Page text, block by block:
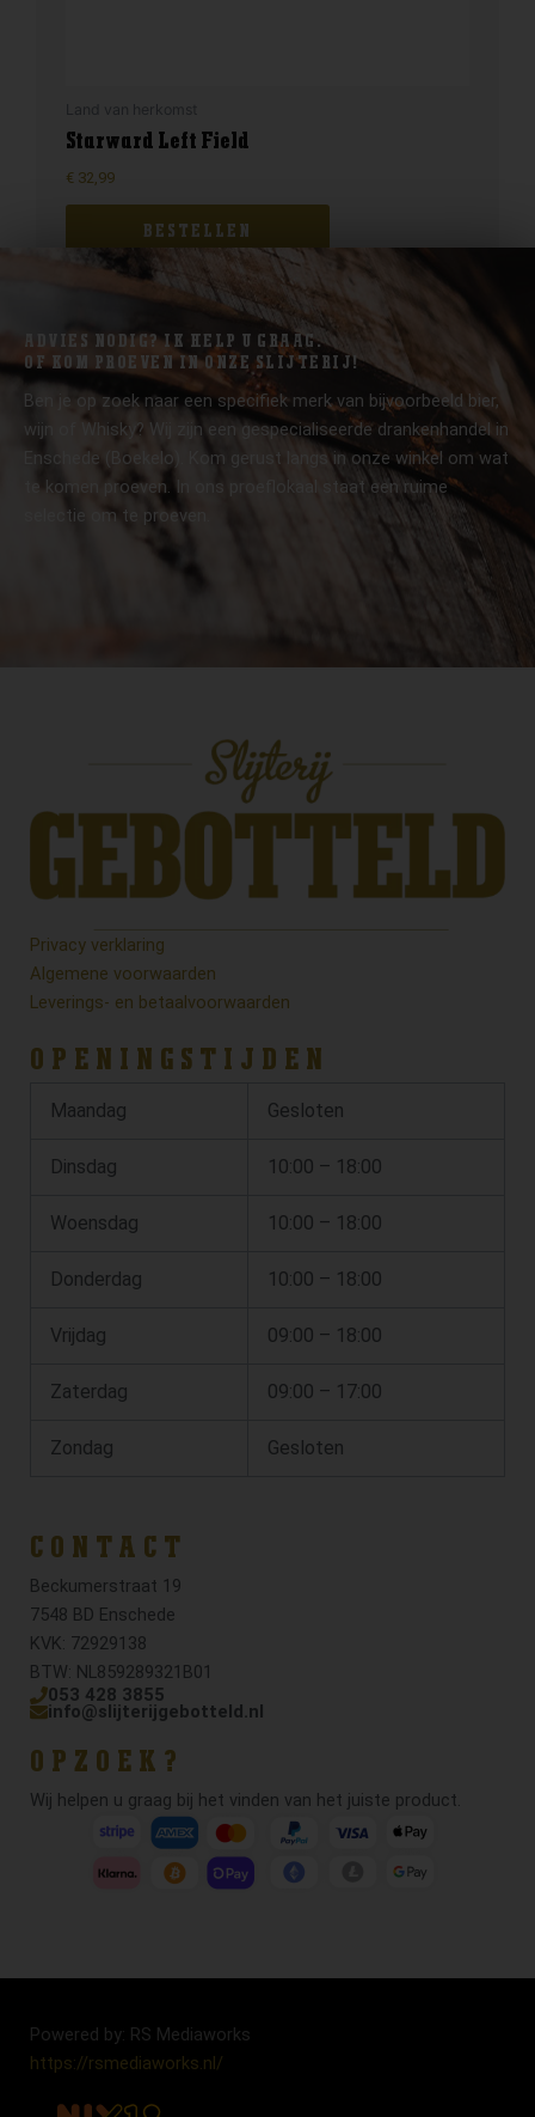
Starward Left Field
€ 32,99
BESTELLEN
ADVIES NODIG? IK HELP U GRAAG.
OF KOM PROEVEN IN ONZE SLIJTERIJ!
Ben je op zoek naar een specifiek merk van bijvoorbeeld bier,
wijn of Whisky? Wij zijn een gespecialiseerde drankenhandel in
Enschede (Boekelo). Kom gerust langs in onze winkel om wat
te komen proeven. In ons proeflokaal staat een ruime
selectie om te proeven.
Privacy verklaring
Algemene voorwaarden
Leverings- en betaalvoorwaarden
OPENINGSTIJDEN
Maandag Gesloten
Dinsdag 10:00 – 18:00
Woensdag 10:00 – 18:00
Donderdag 10:00 – 18:00
Vrijdag 09:00 – 18:00
Zaterdag 09:00 – 17:00
Zondag Gesloten
CONTACT
Beckumerstraat 19
7548 BD Enschede
KVK: 72929138
BTW: NL859289321B01
053 428 3855
info@slijterijgebotteld.nl
OPZOEK?
Wij helpen u graag bij het vinden van het juiste product.
Powered by: RS Mediaworks
https://rsmediaworks.nl/